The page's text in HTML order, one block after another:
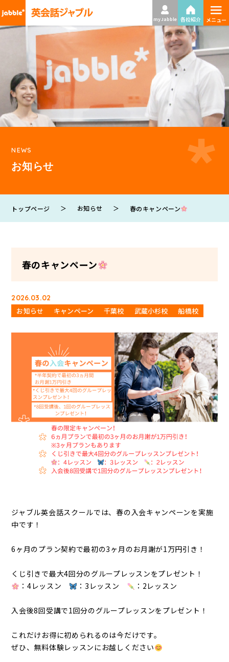
my Jabble 各校紹介 ≡
メニュー
NEWS
お知らせ
トップページ ＞ お知らせ ＞ 春のキャンペーン
春のキャンペーン
2026.03.02
お知らせ キャンペーン 千葉校 武蔵小杉校 船橋校
ジャブル英会話スクールでは、春の入会キャンペーンを実施
中です！
6ヶ月のプラン契約で最初の3ヶ月のお月謝が1万円引き！
くじ引きで最大4回分のグループレッスンをプレゼント！
：4レッスン
：3レッスン ：2レッスン
入会後8回受講で1回分のグループレッスンをプレゼント！
これだけお得に初められるのは今だけです。
ぜひ、無料体験レッスンにお越しください